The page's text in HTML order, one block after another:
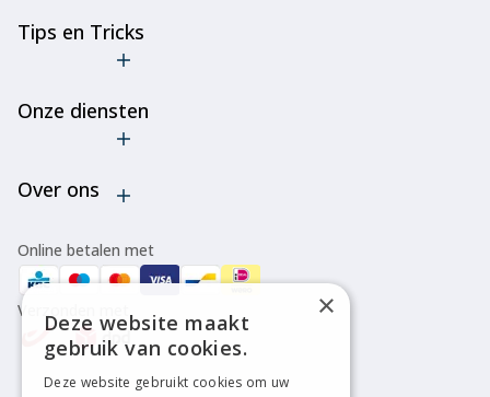
Tips en Tricks
goedkope
Verleng de
van je ski's
of
snowboard
Cancel
bestelling
Alle tips &
Onze diensten
Onderhoud
Over ons
Over ons
Disclaimer
Privacy policy
Online betalen met
Verzonden met ×
Deze website maakt
gebruik van cookies.
Deze website gebruikt cookies om uw